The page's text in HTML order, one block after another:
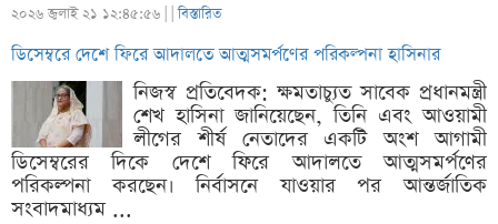
২০২৬ জুলাই ২১ ১২:৪৫:৫৬ | |বিস্তারিত
ডিসেম্বরে দেশে ফিরে আদালতে আত্মসমর্পণের পরিকল্পনা হাসিনার
নিজস্ব প্রতিবেদক: ক্ষমতাচ্যুত সাবেক প্রধানমন্ত্রী
শেখ হাসিনা জানিয়েছেন, তিনি এবং আওয়ামী
লীগের শীর্ষ নেতাদের একটি অংশ আগামী
ডিসেম্বরের দিকে দেশে ফিরে আদালতে আত্মসমর্পণের
পরিকল্পনা করছেন। নির্বাসনে যাওয়ার পর আন্তর্জাতিক
সংবাদমাধ্যম ...